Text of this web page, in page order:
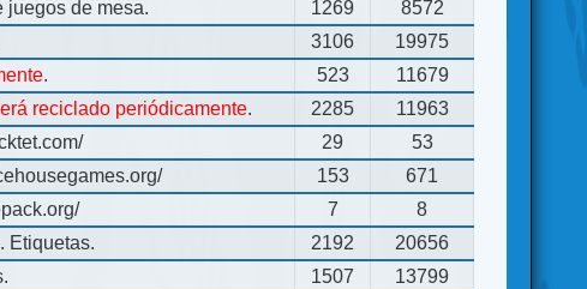
juegos de mesa. 1269
8572
3106
19975
. 523
11679
reciclado periódicamente. 2285
11963
29
53
153
671
7
8
Etiquetas. 2192
20656
1507
13799